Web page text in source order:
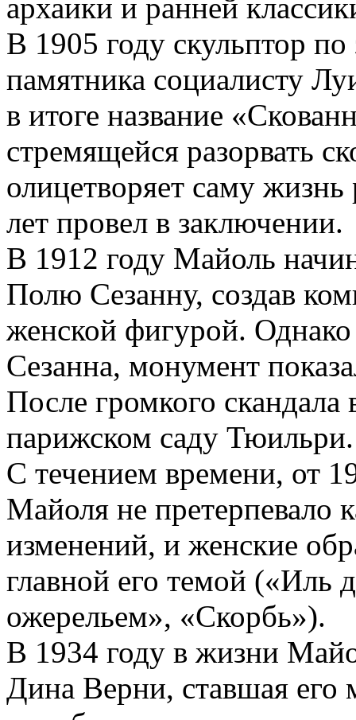
архаики и ранней
В 1905 году скульптор по
памятника социалисту
в итоге название
стремящейся разорвать
олицетворяет саму
лет провел в заключении.
В 1912 году Майоль
Полю Сезанну, создав
женской фигурой.
Сезанна, монумент
После громкого скандала
парижском саду Тюильри.
С течением времени, от
Майоля не претерпевало
изменений, и женские
главной его темой («Иль
ожерельем», «Скорбь»).
В 1934 году в жизни
Дина Верни, ставшая